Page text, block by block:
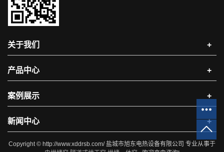
关于我们 +
产品中心 +
案例展示 +
新闻中心 +
Copyright © http://www.xddrsb.com/ 盐城市旭东电热设备有限公司 专业从事于